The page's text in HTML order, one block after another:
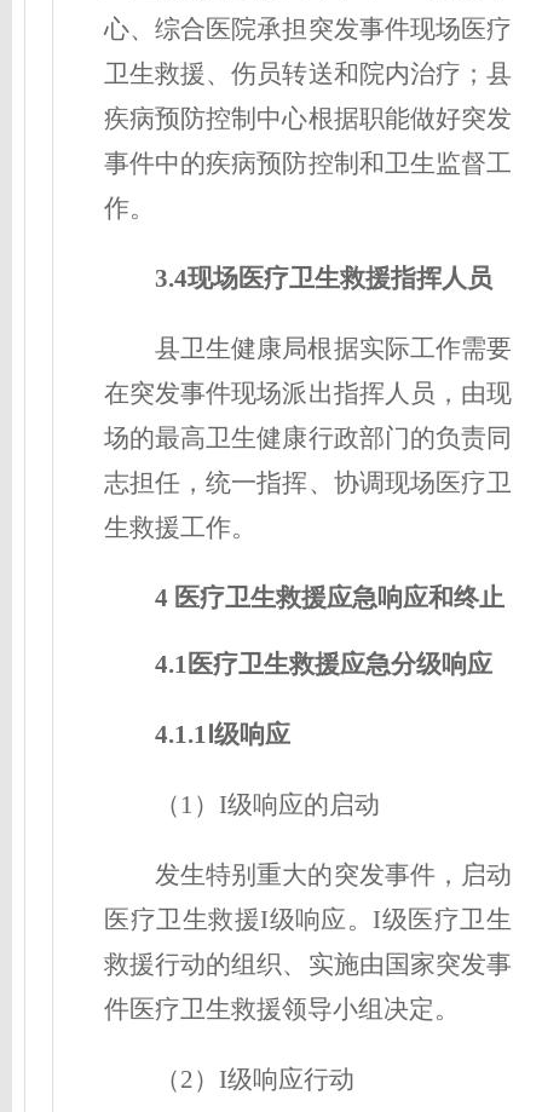
心、综合医院承担突发事件现场医疗
卫生救援、伤员转送和院内治疗；县
疾病预防控制中心根据职能做好突发
事件中的疾病预防控制和卫生监督工
作。
3.4现场医疗卫生救援指挥人员
县卫生健康局根据实际工作需要
在突发事件现场派出指挥人员，由现
场的最高卫生健康行政部门的负责同
志担任，统一指挥、协调现场医疗卫
生救援工作。
4 医疗卫生救援应急响应和终止
4.1医疗卫生救援应急分级响应
4.1.1Ⅰ级响应
（1）I级响应的启动
发生特别重大的突发事件，启动
医疗卫生救援I级响应。I级医疗卫生
救援行动的组织、实施由国家突发事
件医疗卫生救援领导小组决定。
（2）I级响应行动